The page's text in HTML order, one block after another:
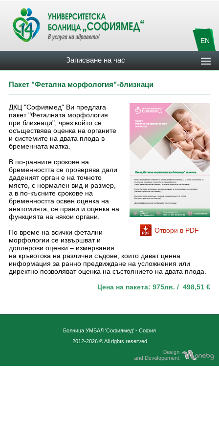
EN
Записване на час
Пакет "Фетална морфология"-близнаци
Отвори в PDF
ДКЦ "Софиямед" Ви предлага
пакет "Феталната морфология
при близнаци", чрез който се
осъществява оценка на органите
и системите на двата плода в
бременната матка.
В по-ранните срокове на
бременността се проверява дали
даденият орган е на точното
място, с нормален вид и размер,
а в по-късните срокове на
бременността освен оценка на
анатомията, се прави и оценка на
функцията на някои органи.
По време на всички фетални
морфологии се извършват и
доплерови оценки – измервания
на кръвотока на различни съдове, които дават ценна
информация за ранно предвиждане на усложнения или
директно позволяват оценка на състоянието на двата плода.
Цена на пакета: 975лв. / 498,51 €
Болница УМБАЛ 'Софиямед' - София
2012-2026 © All rights reserved